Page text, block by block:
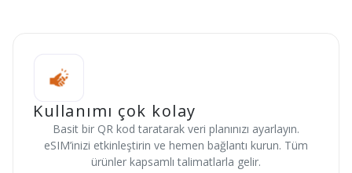
Kullanımı çok kolay
Basit bir QR kod taratarak veri planınızı ayarlayın.
eSIM’inizi etkinleştirin ve hemen bağlantı kurun. Tüm
ürünler kapsamlı talimatlarla gelir.